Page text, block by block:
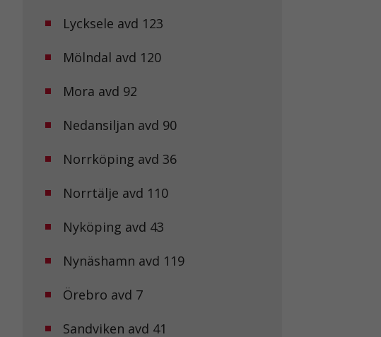
Lycksele avd 123
Mölndal avd 120
Mora avd 92
Nedansiljan avd 90
Norrköping avd 36
Norrtälje avd 110
Nyköping avd 43
Nynäshamn avd 119
Örebro avd 7
Sandviken avd 41